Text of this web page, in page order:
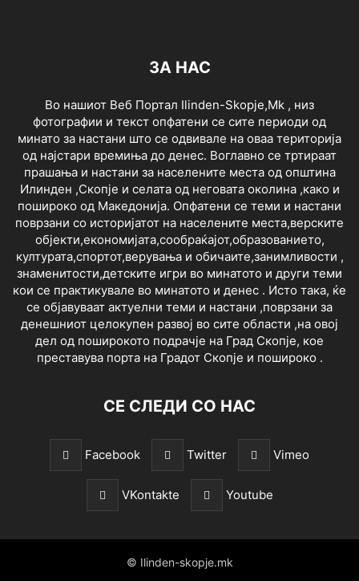
ЗА НАС
Во нашиот Веб Портал Ilinden-Skopje,Mk , низ
фотографии и текст опфатени се сите периоди од
минато за настани што се одвивале на оваа територија
од најстари времиња до денес. Воглавно се тртираат
прашања и настани за населените места од општина
Илинден ,Скопје и селата од неговата околина ,како и
пошироко од Македонија. Опфатени се теми и настани
поврзани со историјатот на населените места,верските
објекти,економијата,сообраќајот,образованието,
културата,спортот,верувања и обичаите,занимливости ,
знаменитости,детските игри во минатото и други теми
кои се практикувале во минатото и денес . Исто така, ќе
се објавуваат актуелни теми и настани ,поврзани за
денешниот целокупен развој во сите области ,на овој
дел од поширокото подрачје на Град Скопје, кое
преставува порта на Градот Скопје и пошироко .
СЕ СЛЕДИ СО НАС
Facebook Twitter Vimeo
VKontakte Youtube
© Ilinden-skopje.mk